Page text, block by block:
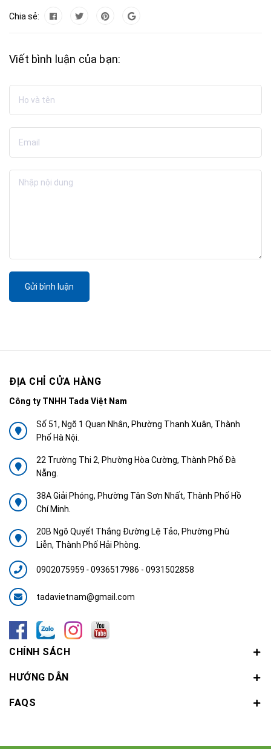
Chia sẻ:
Viết bình luận của bạn:
Gửi bình luận
ĐỊA CHỈ CỬA HÀNG
Công ty TNHH Tada Việt Nam
Số 51, Ngõ 1 Quan Nhân, Phường Thanh Xuân, Thành
Phố Hà Nội.
22 Trường Thi 2, Phường Hòa Cường, Thành Phố Đà
Nẵng.
38A Giải Phóng, Phường Tân Sơn Nhất, Thành Phố Hồ
Chí Minh.
20B Ngõ Quyết Thắng Đường Lệ Tảo, Phường Phù
Liễn, Thành Phố Hải Phòng.
0902075959 -0936517986 - 0931502858
tadavietnam@gmail.com
CHÍNH SÁCH
HƯỚNG DẪN
FAQS